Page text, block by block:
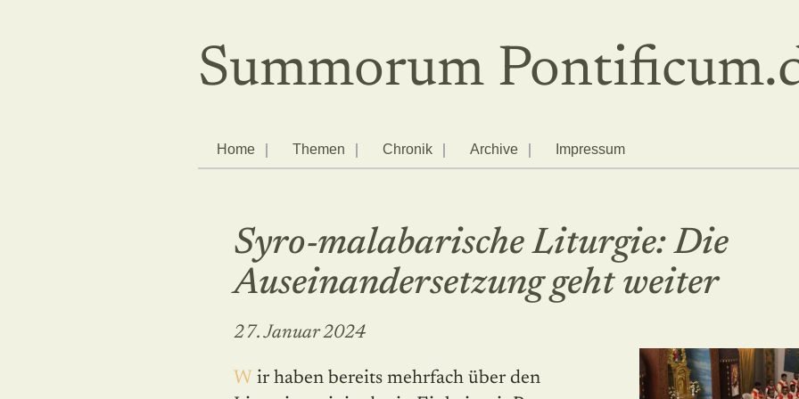
Summorum
Home Themen Chronik Archive Impressum
Syro-malabarische Liturgie: Die
Auseinandersetzung geht weiter
27. Januar 2024
Wir haben bereits mehrfach über den